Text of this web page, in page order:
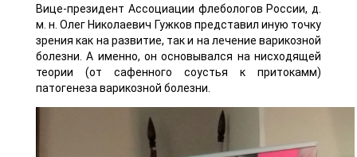
Вице-президент Ассоциации флебологов России, д.
м. н. Олег Николаевич Гужков представил иную точку
зрения как на развитие, так и на лечение варикозной
болезни. А именно, он основывался на нисходящей
теории (от сафенного соустья к притокамм)
патогенеза варикозной болезни.